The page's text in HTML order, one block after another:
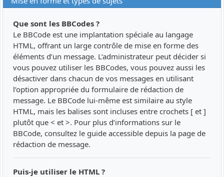
Que sont les BBCodes ?
Le BBCode est une implantation spéciale au langage
HTML, offrant un large contrôle de mise en forme des
éléments d’un message. L’administrateur peut décider si
vous pouvez utiliser les BBCodes, vous pouvez aussi les
désactiver dans chacun de vos messages en utilisant
l’option appropriée du formulaire de rédaction de
message. Le BBCode lui-même est similaire au style
HTML, mais les balises sont incluses entre crochets [ et ]
plutôt que < et >. Pour plus d’informations sur le
BBCode, consultez le guide accessible depuis la page de
rédaction de message.
Puis-je utiliser le HTML ?